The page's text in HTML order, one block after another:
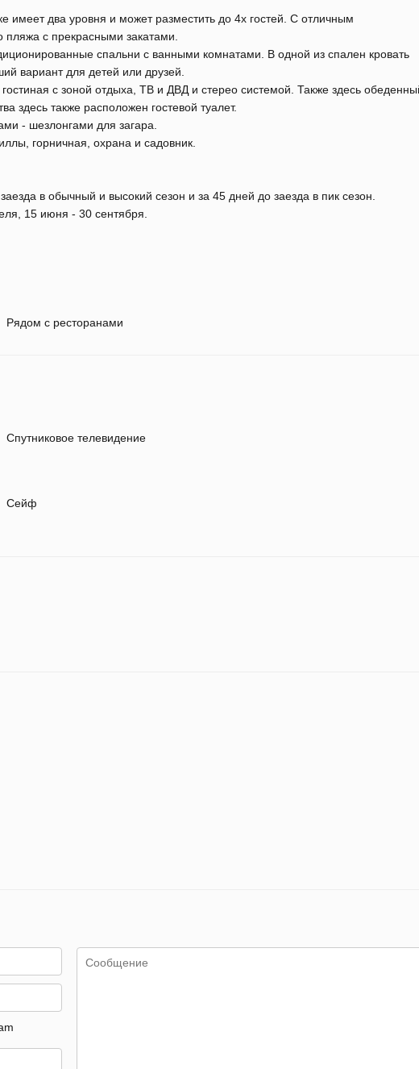
два уровня и может разместить до 4х гостей. С отличным
пляжа с прекрасными закатами.
спальни с ванными комнатами. В одной из спален кровать
вариант для детей или друзей.
с зоной отдыха, ТВ и ДВД и стерео системой. Также здесь
здесь также расположен гостевой туалет.
- шезлонгами для загара.
горничная, охрана и садовник.
в обычный и высокий сезон и за 45 дней до заезда в пик сезон.
15 июня - 30 сентября.
Рядом с ресторанами
Спутниковое телевидение
Сейф